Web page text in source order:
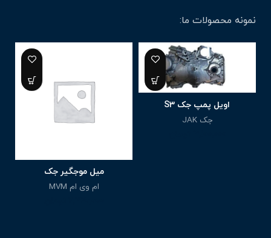
نمونه محصولات ما:
اویل پمپ جک S3
جک JAK
میل موجگیر جک
ام وی ام MVM